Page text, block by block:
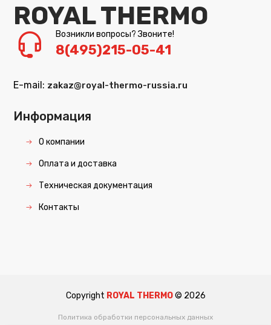
ROYAL THERMO
Возникли вопросы? Звоните!
8(495)215-05-41
E-mail: zakaz@royal-thermo-russia.ru
Информация
О компании
Оплата и доставка
Техническая документация
Контакты
Copyright ROYAL THERMO© 2026
Политика обработки персональных данных